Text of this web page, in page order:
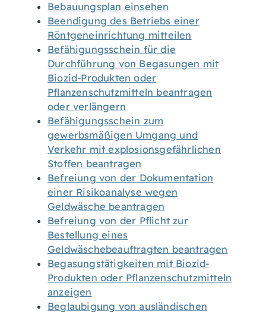
Bebauungsplan einsehen
Beendigung des Betriebs einer
Röntgeneinrichtung mitteilen
Befähigungsschein für die
Durchführung von Begasungen mit
Biozid-Produkten oder
Pflanzenschutzmitteln beantragen
oder verlängern
Befähigungsschein zum
gewerbsmäßigen Umgang und
Verkehr mit explosionsgefährlichen
Stoffen beantragen
Befreiung von der Dokumentation
einer Risikoanalyse wegen
Geldwäsche beantragen
Befreiung von der Pflicht zur
Bestellung eines
Geldwäschebeauftragten beantragen
Begasungstätigkeiten mit Biozid-
Produkten oder Pflanzenschutzmitteln
anzeigen
Beglaubigung von ausländischen